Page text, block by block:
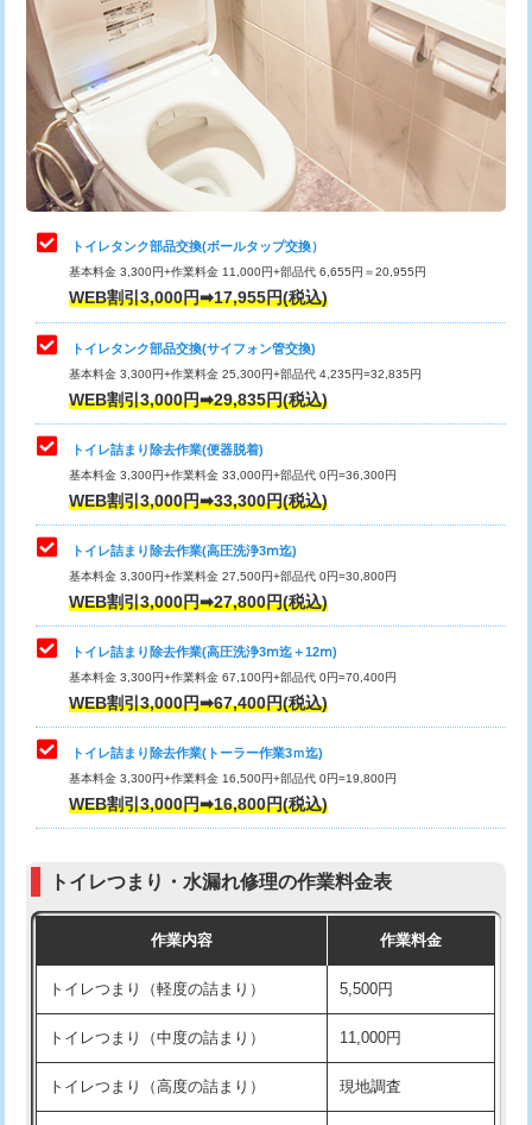
トイレタンク部品交換(ボールタップ交換）
基本料金 3,300円+作業料金 11,000円+部品代 6,655円＝20,955円
WEB割引3,000円➡17,955円(税込)
トイレタンク部品交換(サイフォン管交換)
基本料金 3,300円+作業料金 25,300円+部品代 4,235円=32,835円
WEB割引3,000円➡29,835円(税込)
トイレ詰まり除去作業(便器脱着)
基本料金 3,300円+作業料金 33,000円+部品代 0円=36,300円
WEB割引3,000円➡33,300円(税込)
トイレ詰まり除去作業(高圧洗浄3ⅿ迄)
基本料金 3,300円+作業料金 27,500円+部品代 0円=30,800円
WEB割引3,000円➡27,800円(税込)
トイレ詰まり除去作業(高圧洗浄3ⅿ迄＋12ⅿ)
基本料金 3,300円+作業料金 67,100円+部品代 0円=70,400円
WEB割引3,000円➡67,400円(税込)
トイレ詰まり除去作業(トーラー作業3ｍ迄)
基本料金 3,300円+作業料金 16,500円+部品代 0円=19,800円
WEB割引3,000円➡16,800円(税込)
トイレつまり・水漏れ修理の作業料金表
作業内容 作業料金
トイレつまり（軽度の詰まり） 5,500円
トイレつまり（中度の詰まり） 11,000円
トイレつまり（高度の詰まり） 現地調査